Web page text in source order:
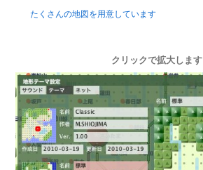
たくさんの地図を用意しています
クリックで拡大します